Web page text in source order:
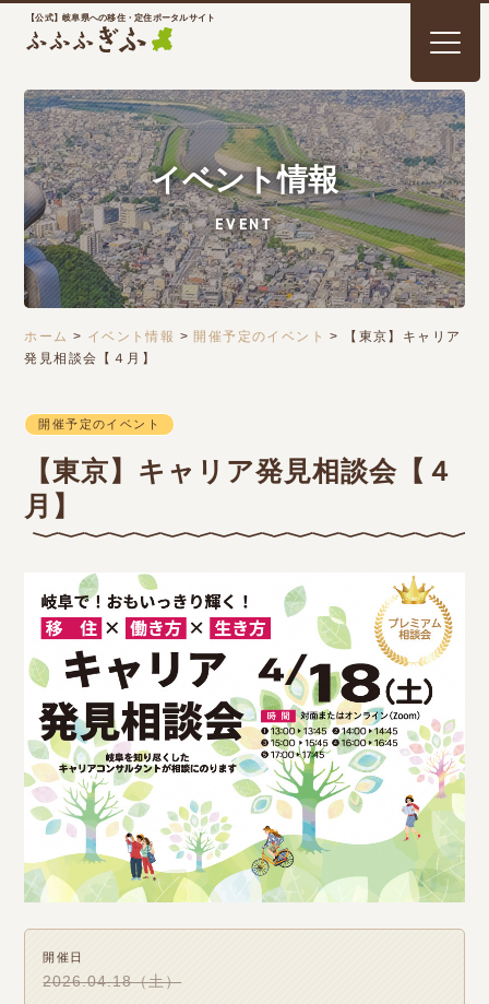
【公式】岐阜県への移住・定住ポータルサイト
イベント情報
EVENT
ホーム > イベント情報 > 開催予定のイベント >
【東京】キャリア
発見相談会【４月】
開催予定のイベント
【東京】キャリア発見相談会【４
月】
開催日
2026.04.18（土）